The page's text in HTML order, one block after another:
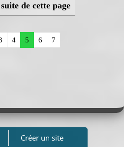
déçu de cette erreur et de
Thierry également, qui me
de ma première saison
tordu n’ont rien et se veulent
de cette page
4 5 6 7
Créer un site